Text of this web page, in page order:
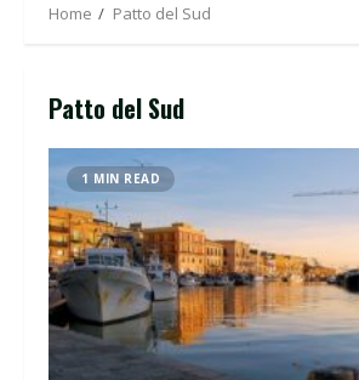
Home Patto del Sud
Patto del Sud
1 MIN READ